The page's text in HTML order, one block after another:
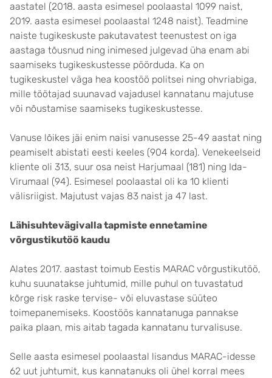
aastatel (2018. aasta esimesel poolaastal 1099 naist,
2019. aasta esimesel poolaastal 1248 naist). Teadmine
naiste tugikeskuste pakutavatest teenustest on iga
aastaga tõusnud ning inimesed julgevad üha enam abi
saamiseks tugikeskustesse pöörduda. Ka on
tugikeskustel väga hea koostöö politsei ning ohvriabiga,
mille töötajad suunavad vajadusel kannatanu majutuse
või nõustamise saamiseks tugikeskustesse.
Vanuse lõikes jäi enim naisi vanusesse 25-49 aastat ning
peamiselt abistati eesti keeles (904 korda). Venekeelseid
kliente oli 313, suur osa neist Harjumaal (181) ning Ida-
Virumaal (94). Esimesel poolaastal oli ka 10 klienti
välisriigist. Majutust vajas 83 naist ja 47 last.
Lähisuhtevägivalla tapmiste ennetamine
võrgustikutöö kaudu
Alates 2017. aastast toimub Eestis MARAC võrgustikutöö,
kuhu suunatakse juhtumid, mille puhul on tuvastatud
kõrge risk raske tervise- või eluvastase süüteo
toimepanemiseks. Koostöös kannatanuga pannakse
paika plaan, mis aitab tagada kannatanu turvalisuse.
Selle aasta esimesel poolaastal lisandus MARAC-idesse
62 uut juhtumit, kus kannatanuks oli ühel korral mees